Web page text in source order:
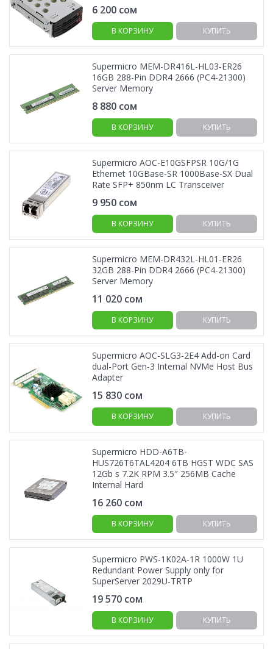
6 200 сом
В КОРЗИНУ КУПИТЬ
Supermicro MEM-DR416L-HL03-ER26
16GB 288-Pin DDR4 2666 (PC4-21300)
Server Memory
8 880 сом
В КОРЗИНУ КУПИТЬ
Supermicro AOC-E10GSFPSR 10G/1G
Ethernet 10GBase-SR 1000Base-SX Dual
Rate SFP+ 850nm LC Transceiver
9 950 сом
В КОРЗИНУ КУПИТЬ
Supermicro MEM-DR432L-HL01-ER26
32GB 288-Pin DDR4 2666 (PC4-21300)
Server Memory
11 020 сом
В КОРЗИНУ КУПИТЬ
Supermicro AOC-SLG3-2E4 Add-on Card
dual-Port Gen-3 Internal NVMe Host Bus
Adapter
15 830 сом
В КОРЗИНУ КУПИТЬ
Supermicro HDD-A6TB-
HUS726T6TAL4204 6TB HGST WDC SAS
12Gb s 7.2K RPM 3.5″ 256MB Cache
Internal Hard
16 260 сом
В КОРЗИНУ КУПИТЬ
Supermicro PWS-1K02A-1R 1000W 1U
Redundant Power Supply only for
SuperServer 2029U-TRTP
19 570 сом
В КОРЗИНУ КУПИТЬ